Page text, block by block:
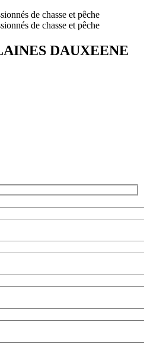
de chasse et pêche
de chasse et pêche
DAUXEENE